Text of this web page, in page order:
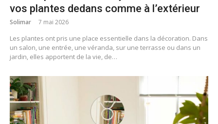
vos plantes dedans comme à l’extérieur
Solimar 7 mai 2026
Les plantes ont pris une place essentielle dans la décoration. Dans
un salon, une entrée, une véranda, sur une terrasse ou dans un
jardin, elles apportent de la vie, de…